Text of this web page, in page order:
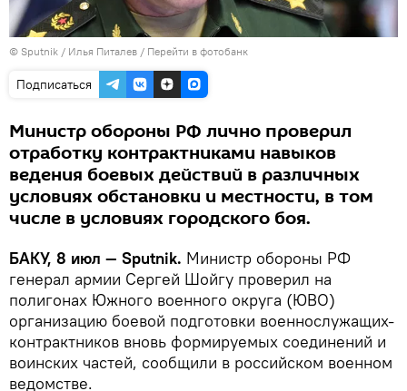
© Sputnik / Илья Питалев / Перейти в фотобанк
Подписаться
Министр обороны РФ лично проверил
отработку контрактниками навыков
ведения боевых действий в различных
условиях обстановки и местности, в том
числе в условиях городского боя.
БАКУ, 8 июл — Sputnik. Министр обороны РФ
генерал армии Сергей Шойгу проверил на
полигонах Южного военного округа (ЮВО)
организацию боевой подготовки военнослужащих-
контрактников вновь формируемых соединений и
воинских частей, сообщили в российском военном
ведомстве.